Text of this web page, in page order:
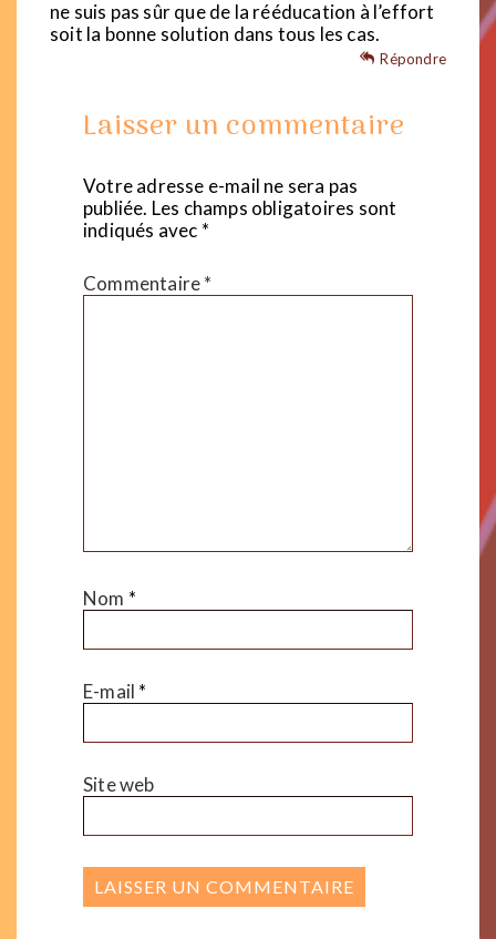
ne suis pas sûr que de la rééducation à l’effort
soit la bonne solution dans tous les cas.
Répondre
Laisser un commentaire
Votre adresse e-mail ne sera pas
publiée. Les champs obligatoires sont
indiqués avec *
Commentaire*
Nom *
E-mail *
Site web